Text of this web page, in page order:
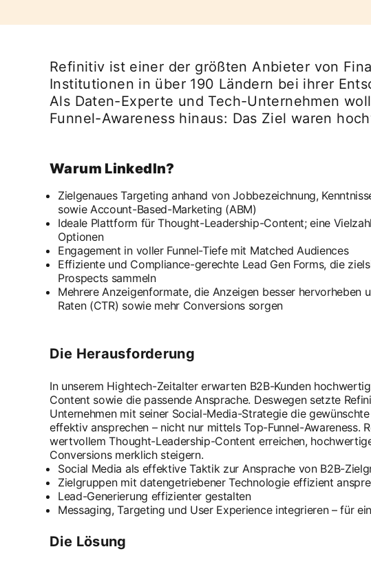
Refinitiv ist einer der größten Anbieter von
Institutionen in über 190 Ländern bei ihrer
Als Daten-Experte und Tech-Unternehmen
Funnel-Awareness hinaus: Das Ziel waren
Warum LinkedIn?
Zielgenaues Targeting anhand von Jobbezeichnung,
sowie Account-Based-Marketing (ABM)
Ideale Plattform für Thought-Leadership-Content; eine
Optionen
Engagement in voller Funnel-Tiefe mit Matched Audiences
Effiziente und Compliance-gerechte Lead Gen Forms, die
Prospects sammeln
Mehrere Anzeigenformate, die Anzeigen besser hervorheben
Raten (CTR) sowie mehr Conversions sorgen
Die Herausforderung
In unserem Hightech-Zeitalter erwarten B2B-Kunden
Content sowie die passende Ansprache. Deswegen setzte
Unternehmen mit seiner Social-Media-Strategie die
effektiv ansprechen – nicht nur mittels Top-Funnel-Awareness.
wertvollem Thought-Leadership-Content erreichen,
Conversions merklich steigern.
Social Media als effektive Taktik zur Ansprache von B2B-
Zielgruppen mit datengetriebener Technologie effizient
Lead-Generierung effizienter gestalten
Messaging, Targeting und User Experience integrieren – für
Die Lösung